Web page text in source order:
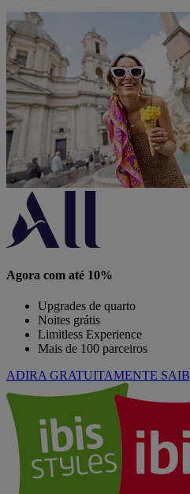
Agora com até 10%
Upgrades de quarto
Noites grátis
Limitless Experience
Mais de 100 parceiros
ADIRA GRATUITAMENTE